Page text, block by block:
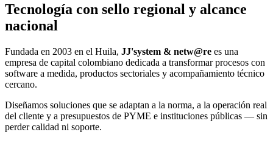
Tecnología con sello regional y alcance
nacional
Fundada en 2003 en el Huila, JJ'system & netw@re es una
empresa de capital colombiano dedicada a transformar procesos con
software a medida, productos sectoriales y acompañamiento técnico
cercano.
Diseñamos soluciones que se adaptan a la norma, a la operación real
del cliente y a presupuestos de PYME e instituciones públicas — sin
perder calidad ni soporte.